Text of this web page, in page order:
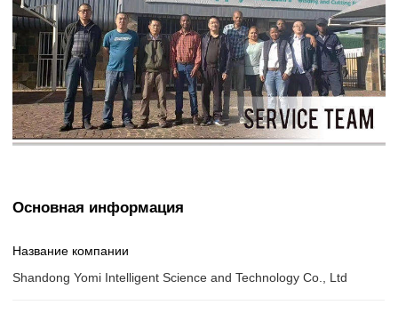
Основная информация
Название компании
Shandong Yomi Intelligent Science and Technology Co., Ltd